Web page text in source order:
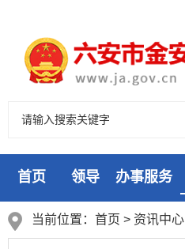
首页 领导 办事服务
当前位置： 首页 > 资讯中心